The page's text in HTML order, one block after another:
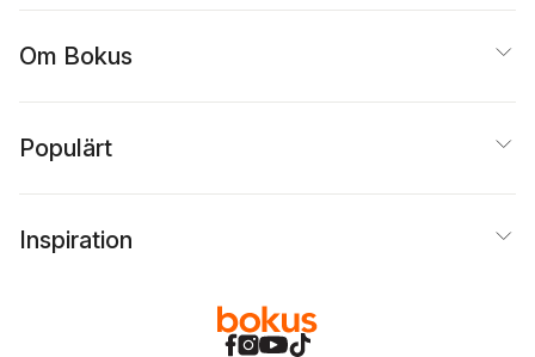
Om Bokus
Populärt
Inspiration